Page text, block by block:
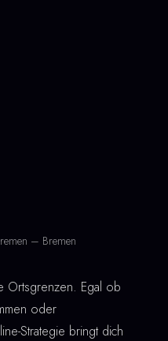
– Bremen
Ortsgrenzen. Egal ob
oder
Strategie bringt dich